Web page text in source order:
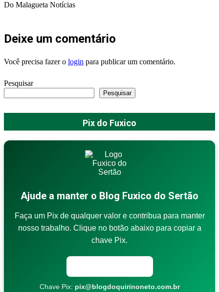
Do Malagueta Notícias
Deixe um comentário
Você precisa fazer o login para publicar um comentário.
Pesquisar
Pesquisar
Pix do Fuxico
Ajude a manter o Blog Fuxico do Sertão
Faça um Pix de qualquer valor e contribua para manter
nosso trabalho. Clique no botão abaixo para copiar a
chave Pix.
Chave Pix: pix@blogdoquirinoneto.com.br